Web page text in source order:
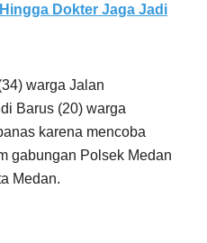
Dokter Jaga Jadi
warga Jalan
Barus (20) warga
karena mencoba
gabungan Polsek Medan
Medan.